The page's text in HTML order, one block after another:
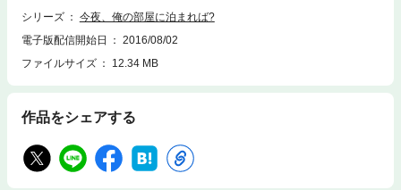
シリーズ
今夜、俺の部屋に泊まれば?
電子版配信開始日
2016/08/02
ファイルサイズ
12.34 MB
作品をシェアする